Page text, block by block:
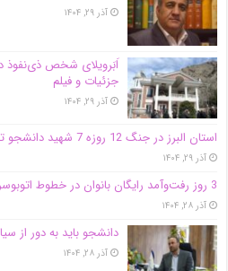
آذر ۲۹, ۱۴۰۴
اَبَر‌ویلای شخص
جزئیات و فیلم
آذر ۲۹, ۱۴۰۴
استان البرز در جنگ 12 روزه 7 شهید دانشجو تقدیم انقلاب کرد
آذر ۲۹, ۱۴۰۴
3 روز رفت‌وآمد رایگان بانوان در خطوط اتوبوسرانی شهری کرج
آذر ۲۸, ۱۴۰۴
دانشجو باید به دور از
آذر ۲۸, ۱۴۰۴